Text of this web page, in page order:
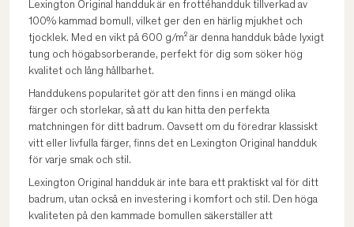
Lexington Original handduk är en frottéhandduk tillverkad av
100% kammad bomull, vilket ger den en härlig mjukhet och
tjocklek. Med en vikt på 600 g/m² är denna handduk både lyxigt
tung och högabsorberande, perfekt för dig som söker hög
kvalitet och lång hållbarhet.
Handdukens popularitet gör att den finns i en mängd olika
färger och storlekar, så att du kan hitta den perfekta
matchningen för ditt badrum. Oavsett om du föredrar klassiskt
vitt eller livfulla färger, finns det en Lexington Original handduk
för varje smak och stil.
Lexington Original handduk är inte bara ett praktiskt val för ditt
badrum, utan också en investering i komfort och stil. Den höga
kvaliteten på den kammade bomullen säkerställer att